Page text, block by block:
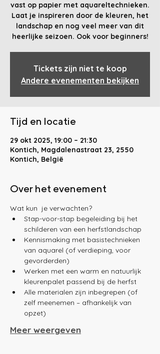
vast op papier met aquareltechnieken.
Laat je inspireren door de kleuren, het
landschap en nog veel meer van dit
heerlijke seizoen. Ook voor beginners!
Tickets zijn niet te koop
Andere evenementen bekijken
Tijd en locatie
29 okt 2025, 19:00 – 21:30
Kontich, Magdalenastraat 23, 2550
Kontich, België
Over het evenement
Wat kun  je verwachten?
Stap-voor-stap begeleiding bij het
schilderen van een herfstlandschap
Kennismaking met basistechnieken
van aquarel (of verdieping, voor
gevorderden)
Werken met een warm en natuurlijk
kleurenpalet passend bij de herfst
Alle materialen zijn inbegrepen (of
zelf meenemen – afhankelijk van
opzet)
Meer weergeven